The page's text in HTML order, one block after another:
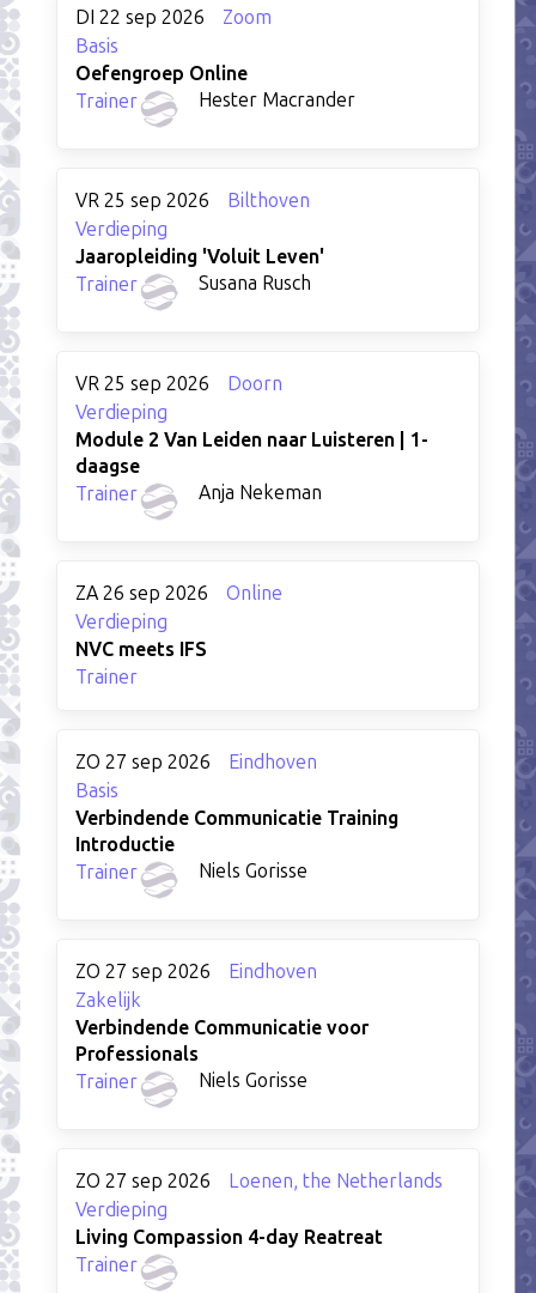
DI 22 sep 2026
Zoom
Basis
Oefengroep Online
Trainer
Hester Macrander
VR 25 sep 2026
Bilthoven
Verdieping
Jaaropleiding 'Voluit Leven'
Trainer
Susana Rusch
VR 25 sep 2026
Doorn
Verdieping
Module 2 Van Leiden naar Luisteren | 1-
daagse
Trainer
Anja Nekeman
ZA 26 sep 2026
Online
Verdieping
NVC meets IFS
Trainer
ZO 27 sep 2026
Eindhoven
Basis
Verbindende Communicatie Training
Introductie
Trainer
Niels Gorisse
ZO 27 sep 2026
Eindhoven
Zakelijk
Verbindende Communicatie voor
Professionals
Trainer
Niels Gorisse
ZO 27 sep 2026
Loenen, the Netherlands
Verdieping
Living Compassion 4-day Reatreat
Trainer